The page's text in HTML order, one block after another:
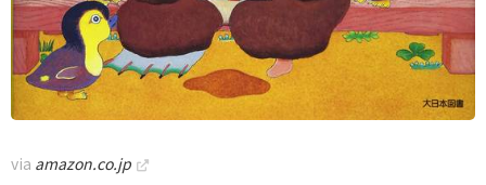
via amazon.co.jp